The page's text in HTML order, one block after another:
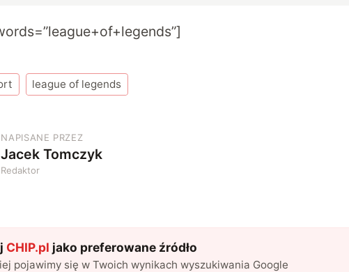
league of legends
NAPISANE PRZEZ
Jacek Tomczyk
Redaktor
CHIP.pl jako preferowane źródło
pojawimy się w Twoich wynikach wyszukiwania Google